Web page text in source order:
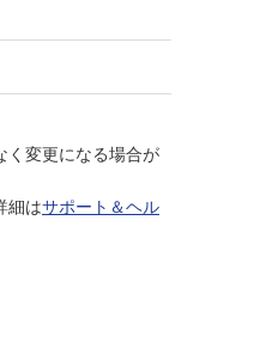
く変更になる場合が
細はサポート＆ヘル